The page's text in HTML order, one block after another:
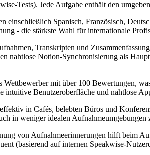
Tests). Jede Aufgabe enthält den
einschließlich Spanisch, Französisch,
- die stärkste Wahl für internationale
Transkripten und
nahtlose Notion-Synchronisierung als
Wettbewerber mit über 100 Bewertungen,
intuitive Benutzeroberfläche und nahtlose
in Cafés, belebten Büros und
in weniger idealen Aufnahmeumgebungen
von Aufnahmeerinnerungen hilft beim
(basierend auf internen Speakwise-